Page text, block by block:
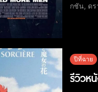
กชัน, ดร
ปีที่ฉาย
รีวิวห